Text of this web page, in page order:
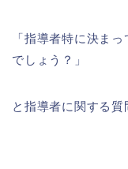
「指導者特に決ま
でしょう？」
と指導者に関する質